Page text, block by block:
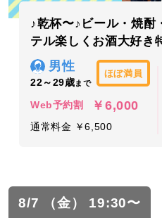
♪乾杯〜♪ビール・焼酎
テル楽しくお酒大好き
男性
22～29歳まで
ほぼ満員
Web予約割 ￥6,000
通常料金 ￥6,500
8/7 （金） 19:30〜